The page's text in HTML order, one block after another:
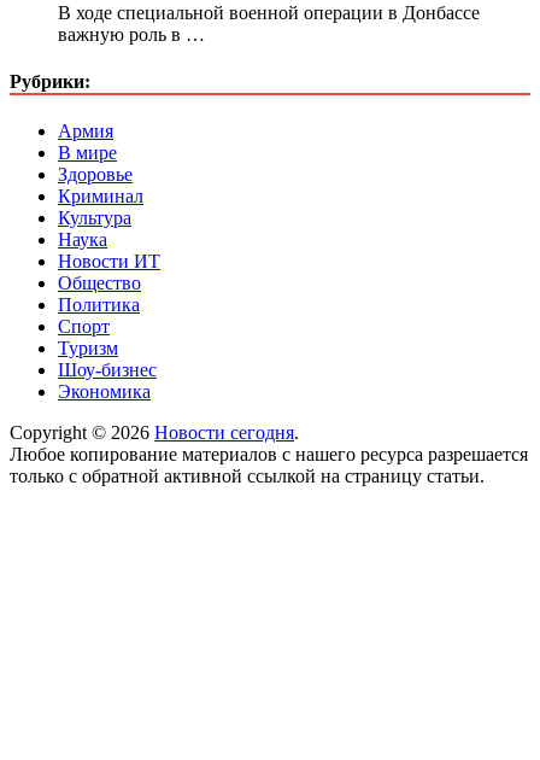
В ходе специальной военной операции в Донбассе
важную роль в …
Рубрики:
Армия
В мире
Здоровье
Криминал
Культура
Наука
Новости ИТ
Общество
Политика
Спорт
Туризм
Шоу-бизнес
Экономика
Copyright © 2026 Новости сегодня.
Любое копирование материалов с нашего ресурса разрешается
только с обратной активной ссылкой на страницу статьи.